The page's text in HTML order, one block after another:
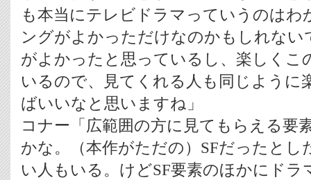
も本当にテレビドラマっていうのはわ
ングがよかっただけなのかもしれない
がよかったと思っているし、楽しくこ
いるので、見てくれる人も同じように
ばいいなと思いますね」
コナー「広範囲の方に見てもらえる要
かな。（本作がただの）SFだったとし
い人もいる。けどSF要素のほかにド